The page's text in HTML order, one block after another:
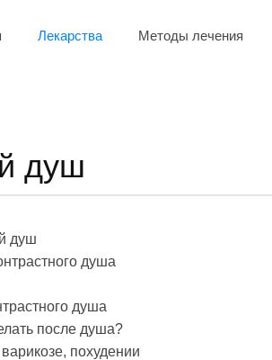
Лекарства Методы лечения
душ
душ
душа
душа
после душа?
похудении